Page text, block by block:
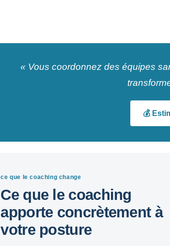
« Vous coordonnez des équipes
💰
ce que le coaching change
Ce que le coaching
apporte concrètement à
votre posture